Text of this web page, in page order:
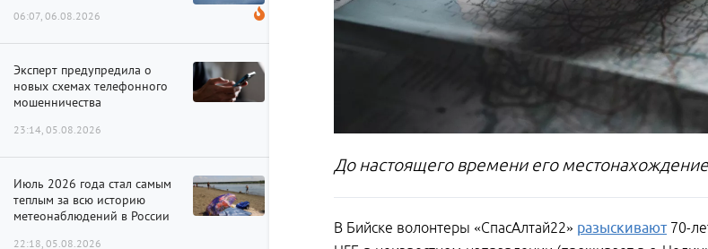
06:07, 06.08.2026
Эксперт предупредила о
новых схемах телефонного
мошенничества
23:14, 05.08.2026
Июль 2026 года стал самым
теплым за всю историю
метеонаблюдений в России
22:18, 05.08.2026
До настоящего времени его
В Бийске волонтеры «СпасАлтай22» разыскивают70-